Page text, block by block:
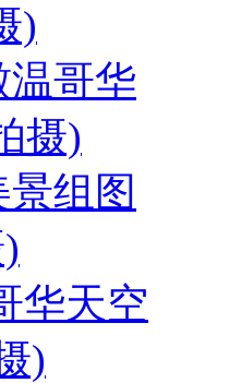
)
温哥华
摄)
组图
华天空
)